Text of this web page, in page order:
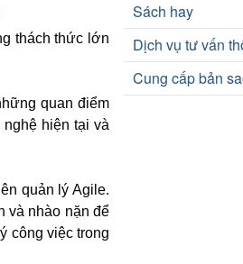
thách thức lớn
quan điểm
hiện tại và
quản lý Agile.
và nhào nặn để
công việc trong
Sách hay
Dịch vụ tư vấn
Cung cấp bản